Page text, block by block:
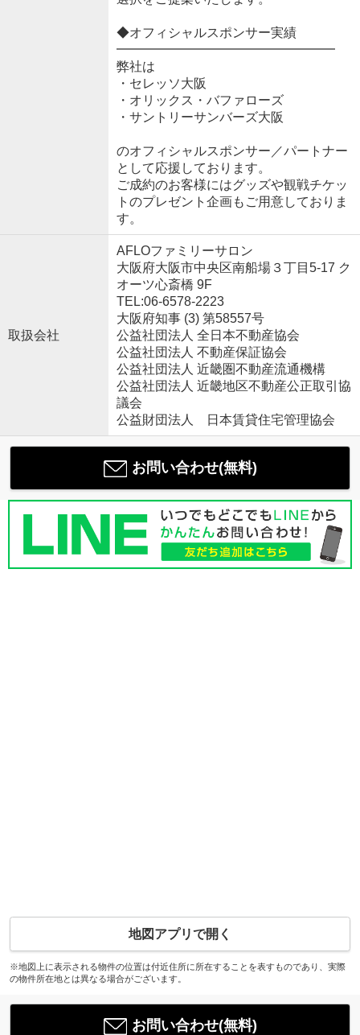
◆オフィシャルスポンサー実績
━━━━━━━━━━━━━━━━━
弊社は
・セレッソ大阪
・オリックス・バファローズ
・サントリーサンバーズ大阪
のオフィシャルスポンサー／パートナー
として応援しております。
ご成約のお客様にはグッズや観戦チケッ
トのプレゼント企画もご用意しておりま
す。
取扱会社
AFLOファミリーサロン
大阪府大阪市中央区南船場３丁目5-17 ク
オーツ心斎橋 9F
TEL:06-6578-2223
大阪府知事 (3) 第58557号
公益社団法人 全日本不動産協会
公益社団法人 不動産保証協会
公益社団法人 近畿圏不動産流通機構
公益社団法人 近畿地区不動産公正取引協
議会
公益財団法人 日本賃貸住宅管理協会
お問い合わせ(無料)
地図アプリで開く
※地図上に表示される物件の位置は付近住所に所在することを表すものであり、実際
の物件所在地とは異なる場合がございます。
お問い合わせ(無料)